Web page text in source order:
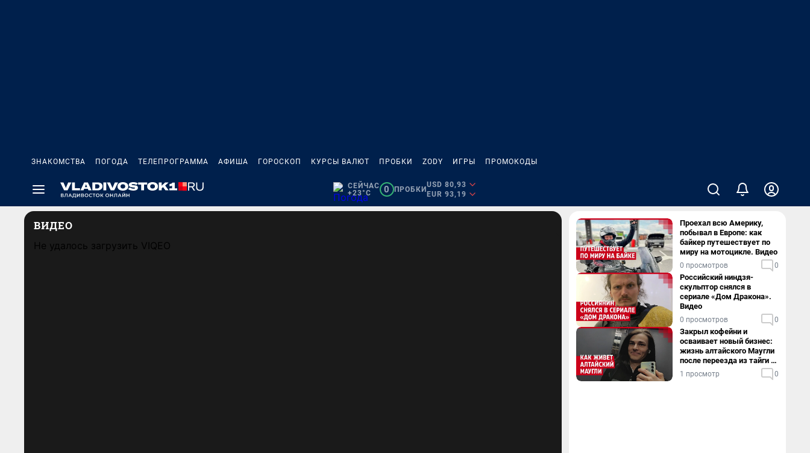
ЗНАКОМСТВА ПОГОДА ТЕЛЕПРОГРАММА АФИША ГОРОСКОП КУРСЫ ВАЛЮТ ПРОБКИ ZODY ИГРЫ ПРОМОКОДЫ
СЕЙЧАС
+23°C
0 ПРОБКИ
USD 80,93
EUR 93,19
ВИДЕО
Не удалось загрузить VIQEO
Проехал всю Америку,
побывал в Европе: как
байкер путешествует по
миру на мотоцикле. Видео
0 просмотров 0
Российский ниндзя-
скульптор снялся в
сериале «Дом Дракона».
Видео
0 просмотров 0
Закрыл кофейни и
осваивает новый бизнес:
жизнь алтайского Маугли
после переезда из тайги в
столицу
1 просмотр 0